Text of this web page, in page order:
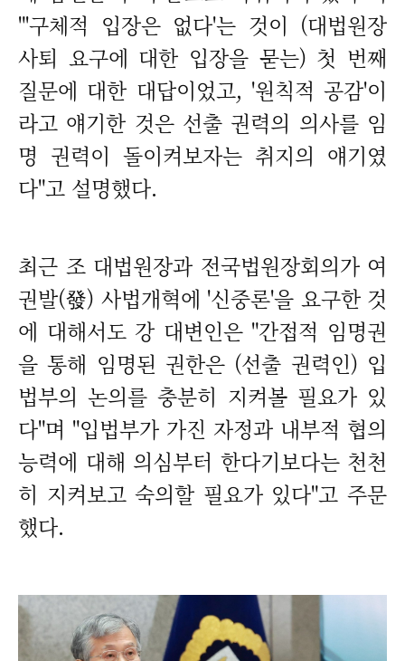
"'구체적 입장은 없다'는 것이 (대법원장
사퇴 요구에 대한 입장을 묻는) 첫 번째
질문에 대한 대답이었고, '원칙적 공감'이
라고 얘기한 것은 선출 권력의 의사를 임
명 권력이 돌이켜보자는 취지의 얘기였
다"고 설명했다.
최근 조 대법원장과 전국법원장회의가 여
권발(發) 사법개혁에 '신중론'을 요구한 것
에 대해서도 강 대변인은 "간접적 임명권
을 통해 임명된 권한은 (선출 권력인) 입
법부의 논의를 충분히 지켜볼 필요가 있
다"며 "입법부가 가진 자정과 내부적 협의
능력에 대해 의심부터 한다기보다는 천천
히 지켜보고 숙의할 필요가 있다"고 주문
했다.